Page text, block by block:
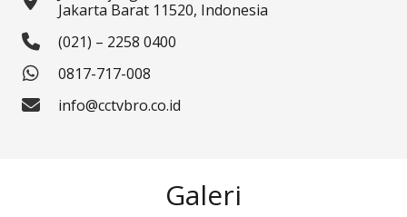
Jakarta Barat 11520, Indonesia
(021) – 2258 0400
0817-717-008
info@cctvbro.co.id
Galeri